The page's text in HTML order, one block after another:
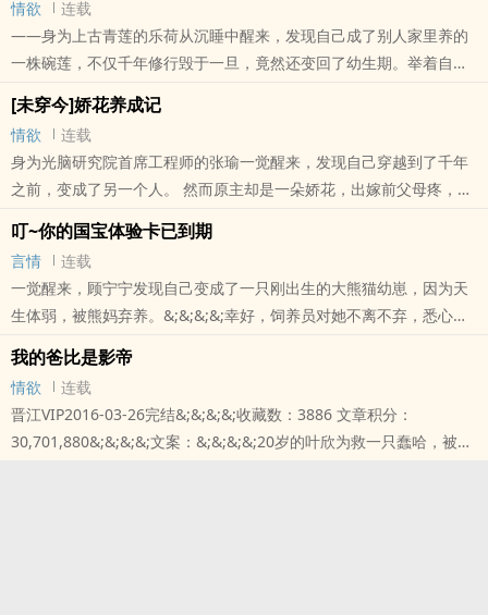
情欲
连载
——身为上古青莲的乐荷从沉睡中醒来，发现自己成了别人家里养的
一株碗莲，不仅千年修行毁于一旦，竟然还变回了幼生期。举着自己
蔫巴巴的两片小荷叶，乐荷欲哭无泪。幸好饲养者是个“充电宝”，只
要扒在对方身上，..
本站提示：各位书友要是觉得《论如何饲养一只小花妖》还不错的话
请不要忘记向您QQ群和微博里的朋友推荐哦！
[未穿今]娇花养成记
情欲
连载
身为光脑研究院首席工程师的张瑜一觉醒来，发现自己穿越到了千年
之前，变成了另一个人。 然而原主却是一朵娇花，出嫁前父母疼，出
嫁后老公疼，自私任性，冲动无脑。这让一直自认走智慧路线的张瑜
觉得糟心..
本站提示：各位书友要是觉得《[未穿今]娇花养成记》还不错的话请
不要忘记向您QQ群和微博里的朋友推荐哦！
叮~你的国宝体验卡已到期
言情
连载
一觉醒来，顾宁宁发现自己变成了一只刚出生的大熊猫幼崽，因为天
生体弱，被熊妈弃养。&;&;&;&;幸好，饲养员对她不离不弃，悉心照
料，把她从鬼门关拉了回来。&;&;&;&;作为国宝，顾宁宁每天的任务
就是吃嫩竹笋，喝盆..
本站提示：各位书友要是觉得《叮~你的国宝体验卡已到期》还不错的
话请不要忘记向您QQ群和微博里的朋友推荐哦！
我的爸比是影帝
情欲
连载
晋江VIP2016-03-26完结&;&;&;&;收藏数：3886 文章积分：
30,701,880&;&;&;&;文案：&;&;&;&;20岁的叶欣为救一只蠢哈，被卷